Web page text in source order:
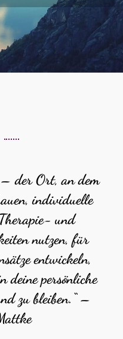
der Ort, an dem
individuelle
und
nutzen, für
entwickeln,
deine persönliche
zu bleiben.“ –